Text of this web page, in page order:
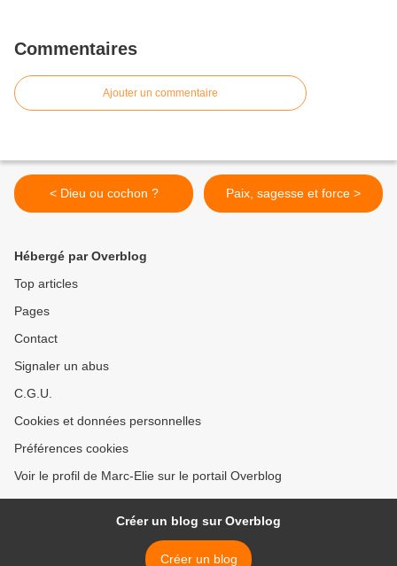
Commentaires
Ajouter un commentaire
< Dieu ou cochon ? Paix, sagesse et force >
Hébergé par Overblog
Top articles
Pages
Contact
Signaler un abus
C.G.U.
Cookies et données personnelles
Préférences cookies
Voir le profil de Marc-Elie sur le portail Overblog
Créer un blog sur Overblog
Créer un blog